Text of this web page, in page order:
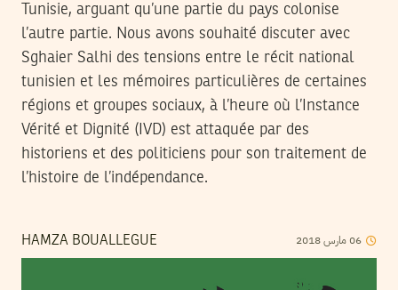
Tunisie, arguant qu’une partie du pays colonise
l’autre partie. Nous avons souhaité discuter avec
Sghaier Salhi des tensions entre le récit national
tunisien et les mémoires particulières de certaines
régions et groupes sociaux, à l’heure où l’Instance
Vérité et Dignité (IVD) est attaquée par des
historiens et des politiciens pour son traitement de
l’histoire de l’indépendance.
HAMZA BOUALLEGUE 06مارس2018